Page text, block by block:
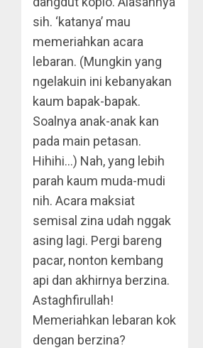
sih. ‘katanya’ mau
memeriahkan acara
lebaran. (Mungkin yang
ngelakuin ini kebanyakan
kaum bapak-bapak.
Soalnya anak-anak kan
pada main petasan.
Hihihi…) Nah, yang lebih
parah kaum muda-mudi
nih. Acara maksiat
semisal zina udah nggak
asing lagi. Pergi bareng
pacar, nonton kembang
api dan akhirnya berzina.
Astaghfirullah!
Memeriahkan lebaran kok
dengan berzina?